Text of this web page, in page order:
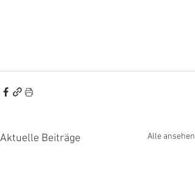
Aktuelle Beiträge Alle ansehen